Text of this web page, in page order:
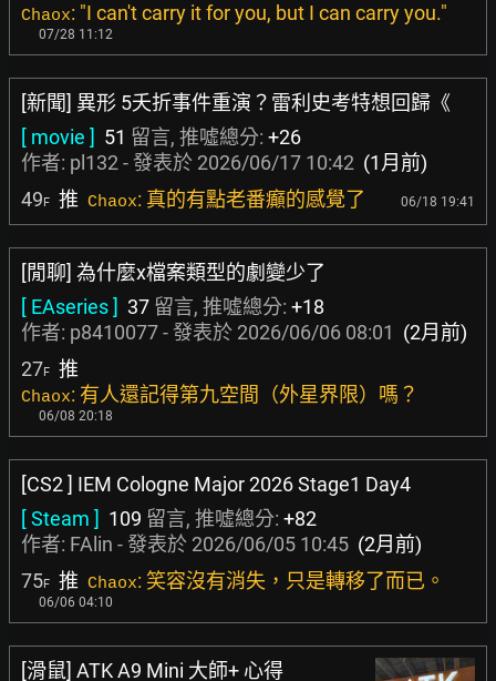
Chaox: "I can't carry it for you, but I can carry you."
07/28 11:12
[新聞] 異形 5夭折事件重演？雷利史考特想回歸《
[ movie ] 51 留言, 推噓總分: +26
作者: pl132 - 發表於 2026/06/17 10:42 (1月前)
49F 推 Chaox: 真的有點老番癲的感覺了 06/18 19:41
[閒聊] 為什麼x檔案類型的劇變少了
[ EAseries ] 37 留言, 推噓總分: +18
作者: p8410077- 發表於 2026/06/06 08:01 (2月前)
27F 推
Chaox: 有人還記得第九空間（外星界限）嗎？
06/08 20:18
[CS2 ] IEM Cologne Major 2026 Stage1 Day4
[ Steam ] 109 留言, 推噓總分: +82
作者: FAlin - 發表於 2026/06/05 10:45 (2月前)
75F 推 Chaox: 笑容沒有消失，只是轉移了而已。
06/06 04:10
[滑鼠] ATK A9 Mini 大師+ 心得